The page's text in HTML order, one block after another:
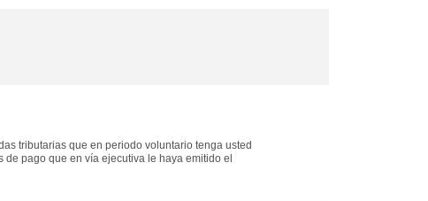
tributarias que en periodo voluntario tenga usted
pago que en vía ejecutiva le haya emitido el